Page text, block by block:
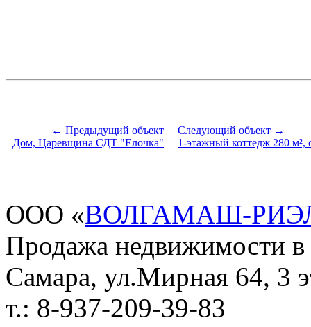
← Предыдущий объект
Дом, Царевщина СДТ "Елочка"
Следующий объект →
1-этажный коттедж 280
ООО «ВОЛГАМАШ-
Продажа недвижимости
Самара, ул.Мирная 64, 3
т.: 8-937-209-39-83